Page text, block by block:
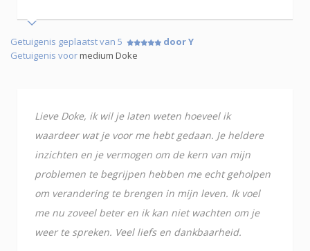
Getuigenis geplaatst van 5
door Y
Getuigenis voormedium Doke
Lieve Doke, ik wil je laten weten hoeveel ik
waardeer wat je voor me hebt gedaan. Je heldere
inzichten en je vermogen om de kern van mijn
problemen te begrijpen hebben me echt geholpen
om verandering te brengen in mijn leven. Ik voel
me nu zoveel beter en ik kan niet wachten om je
weer te spreken. Veel liefs en dankbaarheid.